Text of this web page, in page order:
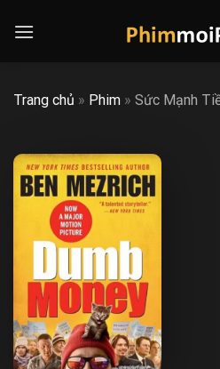
Trang chủ » Phim » Sức Mạnh